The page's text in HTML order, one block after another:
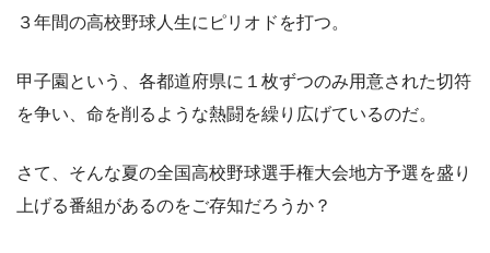
３年間の高校野球人生にピリオドを打つ。
甲子園という、各都道府県に１枚ずつのみ用意された切符
を争い、命を削るような熱闘を繰り広げているのだ。
さて、そんな夏の全国高校野球選手権大会地方予選を盛り
上げる番組があるのをご存知だろうか？